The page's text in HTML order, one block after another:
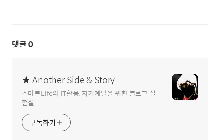
댓글 0
★ Another Side & Story
스마트Life와 IT활용, 자기계발을 위한 블로그 실
험실
구독하기